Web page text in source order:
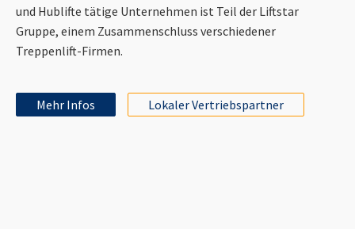
und Hublifte tätige Unternehmen ist Teil der Liftstar
Gruppe, einem Zusammenschluss verschiedener
Treppenlift-Firmen.
Mehr Infos Lokaler Vertriebspartner